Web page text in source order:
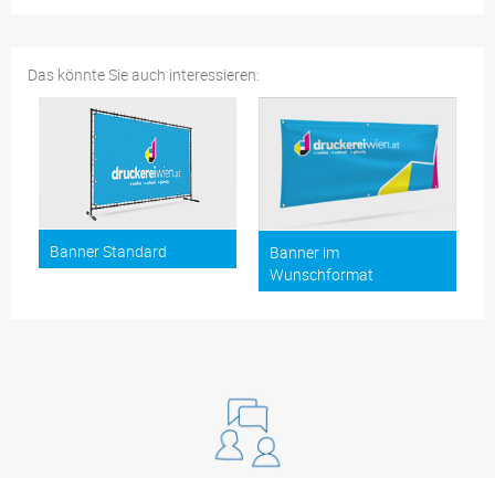
Das könnte Sie auch interessieren:
Banner Standard
Banner im
Wunschformat